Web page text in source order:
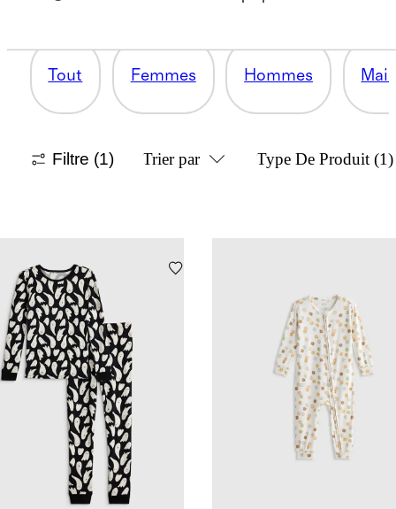
Tout Femmes Hommes
Filtre (1) Trier par Type De Produit (1)